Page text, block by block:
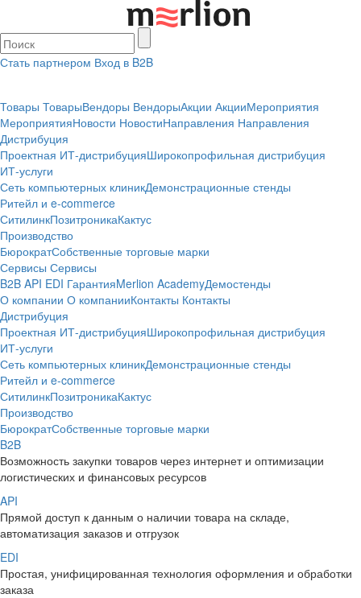
Стать партнером Вход в B2B
Товары ТоварыВендоры ВендорыАкции АкцииМероприятия
МероприятияНовости НовостиНаправления Направления
Дистрибуция
Проектная ИТ-дистрибуцияШирокопрофильная дистрибуция
ИТ-услуги
Сеть компьютерных клиникДемонстрационные стенды
Ритейл и e-commerce
СитилинкПозитроникаКактус
Производство
БюрократСобственные торговые марки
Сервисы Сервисы
B2B API EDI ГарантияMerlion AcademyДемостенды
О компании О компанииКонтакты Контакты
Дистрибуция
Проектная ИТ-дистрибуцияШирокопрофильная дистрибуция
ИТ-услуги
Сеть компьютерных клиникДемонстрационные стенды
Ритейл и e-commerce
СитилинкПозитроникаКактус
Производство
БюрократСобственные торговые марки
B2B
Возможность закупки товаров через интернет и оптимизации
логистических и финансовых ресурсов
API
Прямой доступ к данным о наличии товара на складе,
автоматизация заказов и отгрузок
EDI
Простая, унифицированная технология оформления и обработки
заказа